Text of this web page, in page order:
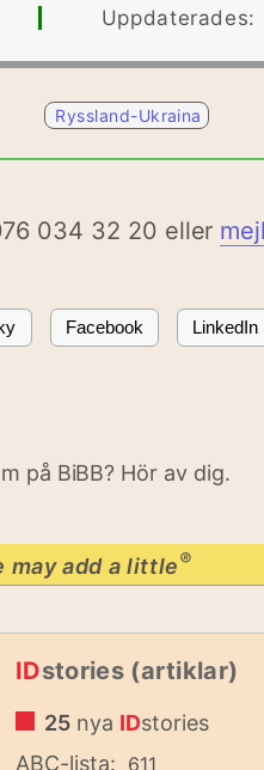
Uppdaterades:
Ryssland-Ukraina
034 32 20 eller
Facebook LinkedIn
på BiBB? Hör av dig.
may add a little®
IDstories (artiklar)
25 nya IDstories
ABC-lista: 611